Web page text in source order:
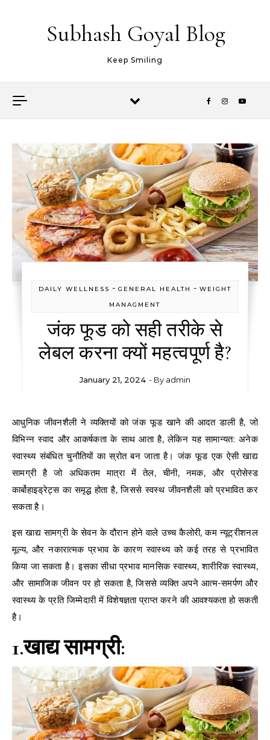
Subhash Goyal Blog
Keep Smiling
DAILY WELLNESS - GENERAL HEALTH - WEIGHT
MANAGMENT
जंक फूड को सही तरीके से
लेबल करना क्यों महत्वपूर्ण है?
January 21, 2024 - By admin
आधुनिक जीवनशैली ने व्यक्तियों को जंक फूड खाने की आदत डाली है, जो
विभिन्न स्वाद और आकर्षकता के साथ आता है, लेकिन यह सामान्यत: अनेक
स्वास्थ्य संबंधित चुनौतियों का स्रोत बन जाता है। जंक फूड एक ऐसी खाद्य
सामग्री है जो अधिकतम मात्रा में तेल, चीनी, नमक, और प्रोसेस्ड
कार्बोहाइड्रेट्स का समृद्ध होता है, जिससे स्वस्थ जीवनशैली को प्रभावित कर
सकता है।
इस खाद्य सामग्री के सेवन के दौरान होने वाले उच्च कैलोरी, कम न्यूट्रीशनल
मूल्य, और नकारात्मक प्रभाव के कारण स्वास्थ्य को कई तरह से प्रभावित
किया जा सकता है। इसका सीधा प्रभाव मानसिक स्वास्थ्य, शारीरिक स्वास्थ्य,
और सामाजिक जीवन पर हो सकता है, जिससे व्यक्ति अपने आत्म-समर्पण और
स्वास्थ्य के प्रति जिम्मेदारी में विशेषज्ञता प्राप्त करने की आवश्यकता हो सकती
है।
1.खाद्य सामग्री: